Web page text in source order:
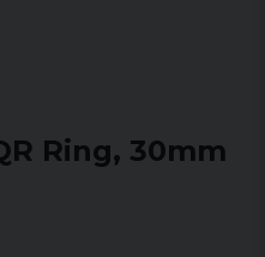
Ring, 30mm